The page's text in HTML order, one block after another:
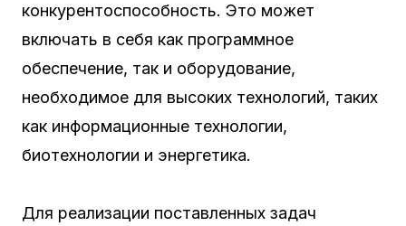
конкурентоспособность. Это может
включать в себя как программное
обеспечение, так и оборудование,
необходимое для высоких технологий, таких
как информационные технологии,
биотехнологии и энергетика.
Для реализации поставленных задач